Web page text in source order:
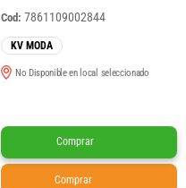
Cod: 7861109002844
KV MODA
No Disponible en local seleccionado
Comprar
Comprar